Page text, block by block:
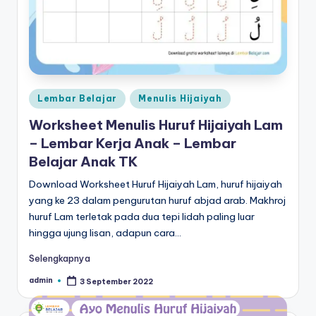
ul
is
-
o
r
s
Posted
in
Lembar Belajar Menulis Hijaiyah
Worksheet Menulis Huruf Hijaiyah Lam
– Lembar Kerja Anak – Lembar
Belajar Anak TK
Download Worksheet Huruf Hijaiyah Lam, huruf hijaiyah
yang ke 23 dalam pengurutan huruf abjad arab. Makhroj
huruf Lam terletak pada dua tepi lidah paling luar
hingga ujung lisan, adapun cara…
Selengkapnya
Posted
admin 3 September 2022